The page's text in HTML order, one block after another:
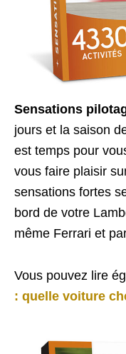
Sensations
jours et la saison
est temps pour
vous faire plaisir
sensations fortes
bord de votre
même Ferrari et
Vous pouvez lire
: quelle voiture